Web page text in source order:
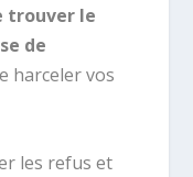
trouver le
de
harceler vos
les refus et